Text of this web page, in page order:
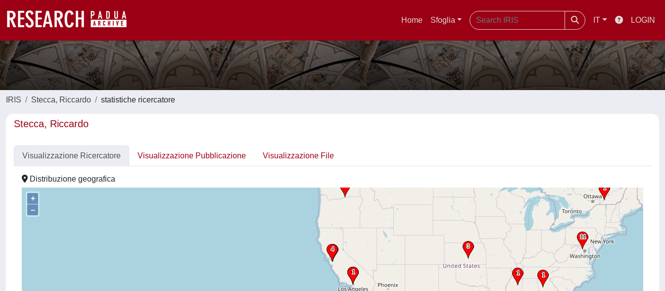
Home Sfoglia IT LOGIN
IRIS Stecca, Riccardo statistiche ricercatore
Stecca, Riccardo
Visualizzazione Ricercatore Visualizzazione Pubblicazione Visualizzazione File
Distribuzione geografica
+
–